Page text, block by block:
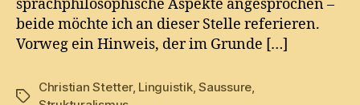
sprachphilosophische Aspekte angesprochen –
beide möchte ich an dieser Stelle referieren.
Vorweg ein Hinweis, der im Grunde […]
Tags
Christian Stetter, Linguistik,Saussure,